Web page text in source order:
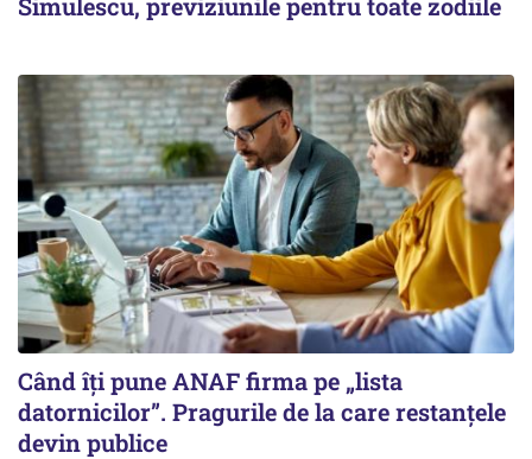
Când îți pune ANAF firma pe „lista
datornicilor”. Pragurile de la care restanțele
devin publice